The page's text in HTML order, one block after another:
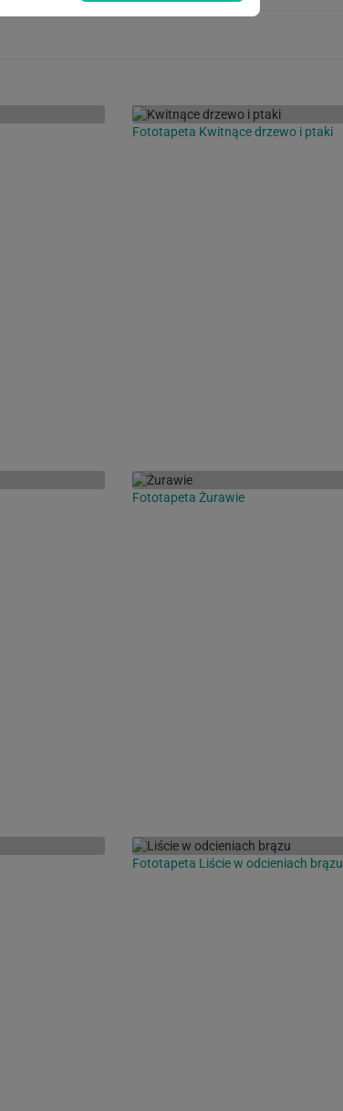
Fototapeta Kwitnące drzewo i ptaki
Fototapeta Żurawie
Fototapeta Liście w odcieniach brązu